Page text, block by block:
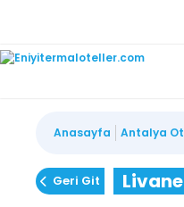
Anasayfa Antalya
Geri Git